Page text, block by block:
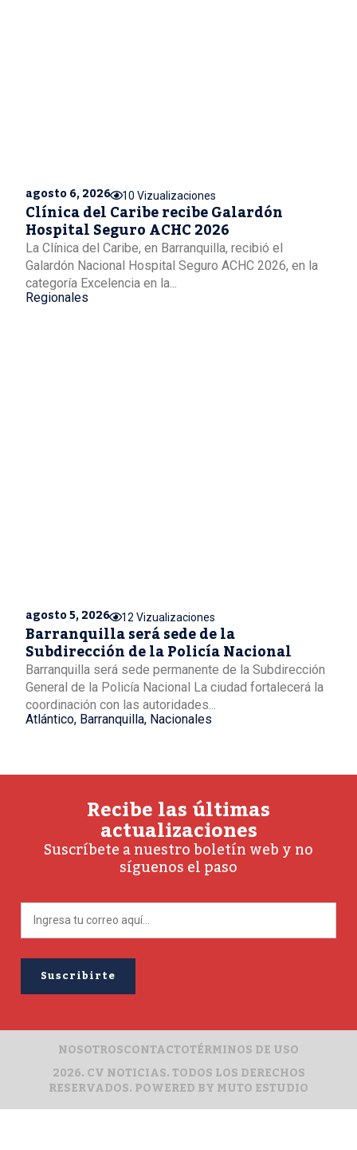
agosto 6, 2026 10 Vizualizaciones
Clínica del Caribe recibe Galardón
Hospital Seguro ACHC 2026
La Clínica del Caribe, en Barranquilla, recibió el
Galardón Nacional Hospital Seguro ACHC 2026, en la
categoría Excelencia en la...
Regionales
agosto 5, 2026 12 Vizualizaciones
Barranquilla será sede de la
Subdirección de la Policía Nacional
Barranquilla será sede permanente de la Subdirección
General de la Policía Nacional La ciudad fortalecerá la
coordinación con las autoridades...
Atlántico, Barranquilla, Nacionales
Recibe las últimas
actualizaciones
Suscríbete a nuestro boletín web y no
síguenos el paso
2026. CV NOTICIAS. TODOS LOS DERECHOS
RESERVADOS. POWERED BYMUTO ESTUDIO
NOSOTROSCONTACTOTÉRMINOS DE USO